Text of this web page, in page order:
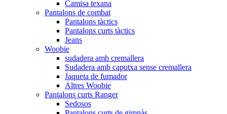
Camisa texana
Pantalons de combat
Pantalons tàctics
Pantalons curts tàctics
Jeans
Woobie
sudadera amb cremallera
Sudadera amb caputxa sense cremallera
Jaqueta de fumador
Altres Woobie
Pantalons curts Ranger
Sedosos